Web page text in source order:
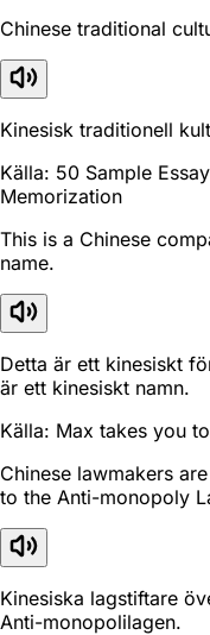
Chinese traditional
Kinesisk traditionell
Källa: 50 Sample
Memorization
This is a Chinese
name.
Detta är ett kinesiskt
är ett kinesiskt namn.
Källa: Max takes you
Chinese lawmakers
to the Anti-monopoly
Kinesiska lagstiftare
Anti-monopolilagen.